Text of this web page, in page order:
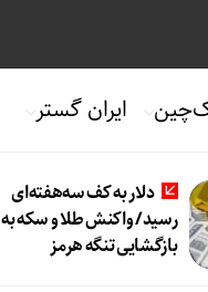
ایران گستر
دلار به کف سه‌هفته‌ای
رسید/ واکنش طلا و سکه به
بازگشایی تنگه هرمز